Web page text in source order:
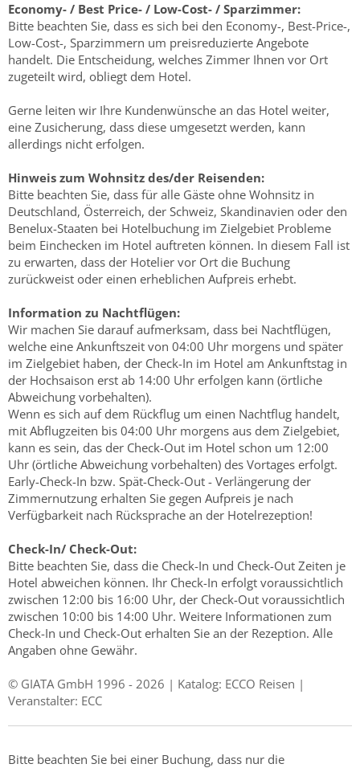
Economy- / Best Price- / Low-Cost- / Sparzimmer:
Bitte beachten Sie, dass es sich bei den Economy-, Best-Price-,
Low-Cost-, Sparzimmern um preisreduzierte Angebote
handelt. Die Entscheidung, welches Zimmer Ihnen vor Ort
zugeteilt wird, obliegt dem Hotel.
Gerne leiten wir Ihre Kundenwünsche an das Hotel weiter,
eine Zusicherung, dass diese umgesetzt werden, kann
allerdings nicht erfolgen.
Hinweis zum Wohnsitz des/der Reisenden:
Bitte beachten Sie, dass für alle Gäste ohne Wohnsitz in
Deutschland, Österreich, der Schweiz, Skandinavien oder den
Benelux-Staaten bei Hotelbuchung im Zielgebiet Probleme
beim Einchecken im Hotel auftreten können. In diesem Fall ist
zu erwarten, dass der Hotelier vor Ort die Buchung
zurückweist oder einen erheblichen Aufpreis erhebt.
Information zu Nachtflügen:
Wir machen Sie darauf aufmerksam, dass bei Nachtflügen,
welche eine Ankunftszeit von 04:00 Uhr morgens und später
im Zielgebiet haben, der Check-In im Hotel am Ankunftstag in
der Hochsaison erst ab 14:00 Uhr erfolgen kann (örtliche
Abweichung vorbehalten).
Wenn es sich auf dem Rückflug um einen Nachtflug handelt,
mit Abflugzeiten bis 04:00 Uhr morgens aus dem Zielgebiet,
kann es sein, das der Check-Out im Hotel schon um 12:00
Uhr (örtliche Abweichung vorbehalten) des Vortages erfolgt.
Early-Check-In bzw. Spät-Check-Out - Verlängerung der
Zimmernutzung erhalten Sie gegen Aufpreis je nach
Verfügbarkeit nach Rücksprache an der Hotelrezeption!
Check-In/ Check-Out:
Bitte beachten Sie, dass die Check-In und Check-Out Zeiten je
Hotel abweichen können. Ihr Check-In erfolgt voraussichtlich
zwischen 12:00 bis 16:00 Uhr, der Check-Out voraussichtlich
zwischen 10:00 bis 14:00 Uhr. Weitere Informationen zum
Check-In und Check-Out erhalten Sie an der Rezeption. Alle
Angaben ohne Gewähr.
© GIATA GmbH 1996 - 2026 | Katalog: ECCO Reisen |
Veranstalter: ECC
Bitte beachten Sie bei einer Buchung, dass nur die